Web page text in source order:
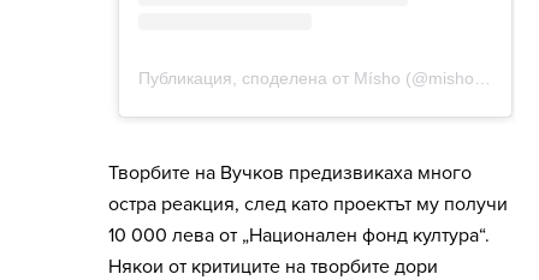
Творбите на Вучков предизвикаха много
остра реакция, след като проектът му получи
10 000 лева от „Национален фонд култура“.
Някои от критиците на творбите дори